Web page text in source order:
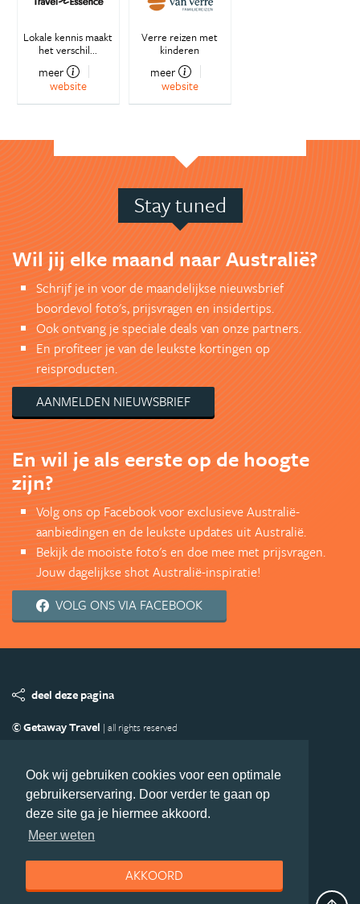
Ook wij gebruiken cookies voor een optimale
gebruikerservaring. Door verder te gaan op
deze site ga je hiermee akkoord.
Meer weten
AKKOORD
Lokale kennis maakt
het verschil...
meer
website
Verre reizen met
kinderen
meer
website
Stay tuned
Wil jij elke maand naar Australië?
Schrijf je in voor de maandelijkse nieuwsbrief
boordevol foto's, prijsvragen en insidertips.
Ook ontvang je speciale deals van onze partners.
En profiteer je van de leukste kortingen op
reisproducten.
AANMELDEN NIEUWSBRIEF
En wil je als eerste op de hoogte
zijn?
Volg ons op Facebook voor exclusieve Australië-
aanbiedingen en de leukste updates uit Australië.
Bekijk de mooiste foto's en doe mee met prijsvragen.
Jouw dagelijkse shot Australië-inspiratie!
VOLG ONS VIA FACEBOOK
deel deze pagina
© Getaway Travel | all rights reserved
Copyright
Privacy statement Disclaimer
Cookies
Volg Australie.nl
Nieuwsbrief
Facebook